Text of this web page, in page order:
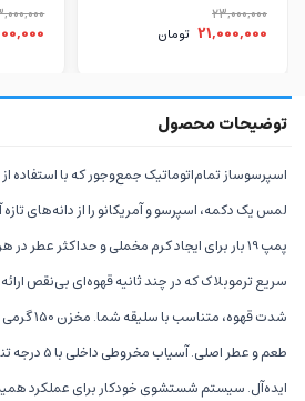
23,000,000
21,000,000 تومان
لمس یک دکمه، اسپرسو و آمریکانو را از دانه‌های
پمپ 19 بار برای ایجاد کرم مخملی و حداکثر
سریع ترموبلاک که در چند ثانیه قهوه‌ای بی‌نقص
شدت قهوه،
طعم و عطر